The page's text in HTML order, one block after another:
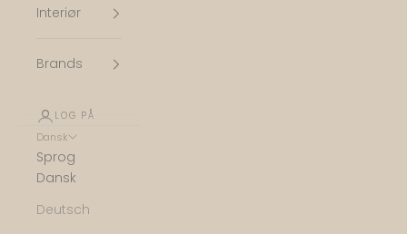
Interiør
Brands
LOG PÅ
Dansk
Sprog
Dansk
Deutsch